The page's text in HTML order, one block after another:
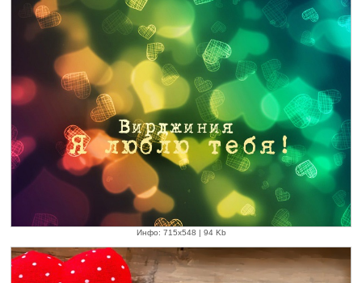
Инфо: 715х548 | 94 Kb